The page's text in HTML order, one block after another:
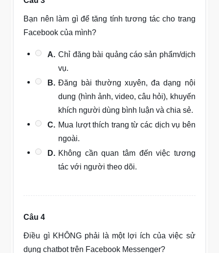
Bạn nên làm gì để tăng tính tương tác cho trang
Facebook của mình?
A. Chỉ đăng bài quảng cáo sản phẩm/dịch
vụ.
B. Đăng bài thường xuyên, đa dạng nội
dung (hình ảnh, video, câu hỏi), khuyến
khích người dùng bình luận và chia sẻ.
C. Mua lượt thích trang từ các dịch vụ bên
ngoài.
D. Không cần quan tâm đến việc tương
tác với người theo dõi.
Câu 4
Điều gì KHÔNG phải là một lợi ích của việc sử
dụng chatbot trên Facebook Messenger?